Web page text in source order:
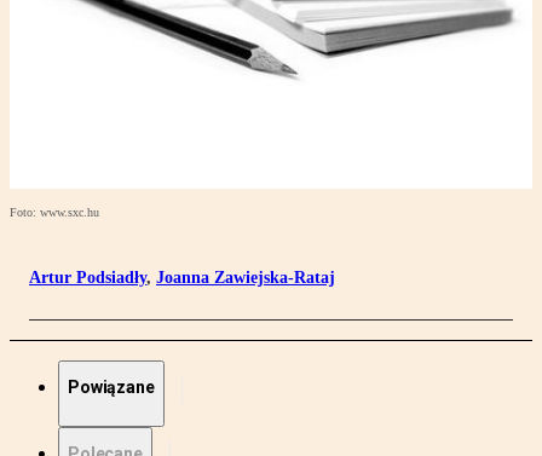
Foto: www.sxc.hu
Artur Podsiadły, Joanna Zawiejska-Rataj
Powiązane